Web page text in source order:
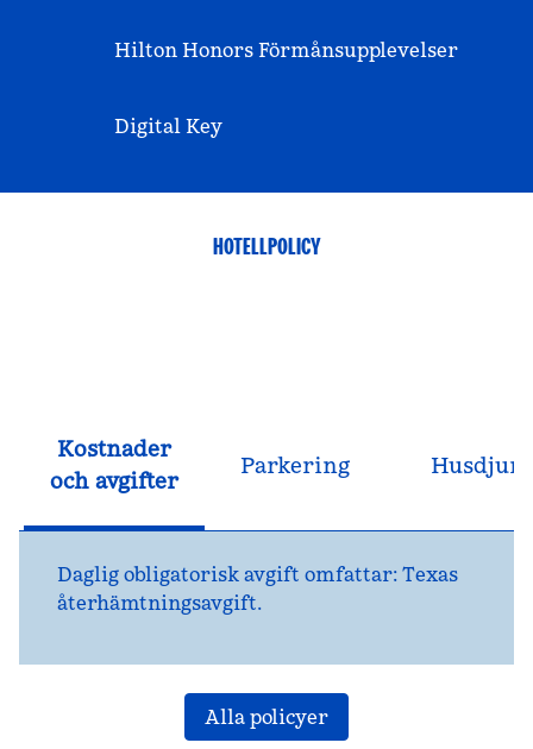
Hilton Honors Förmånsupplevelser
Digital Key
HOTELLPOLICY
Kostnader
och avgifter
Parkering Husdjur
Daglig obligatorisk avgift omfattar: Texas
återhämtningsavgift.
Alla policyer